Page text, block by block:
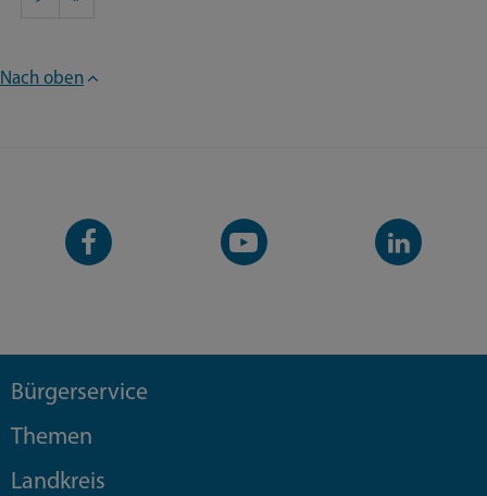
Nach oben
Facebook-
Seite
YouTube-
Kanal
LinkedIn-
Kanal
Bürgerservice
Themen
Landkreis